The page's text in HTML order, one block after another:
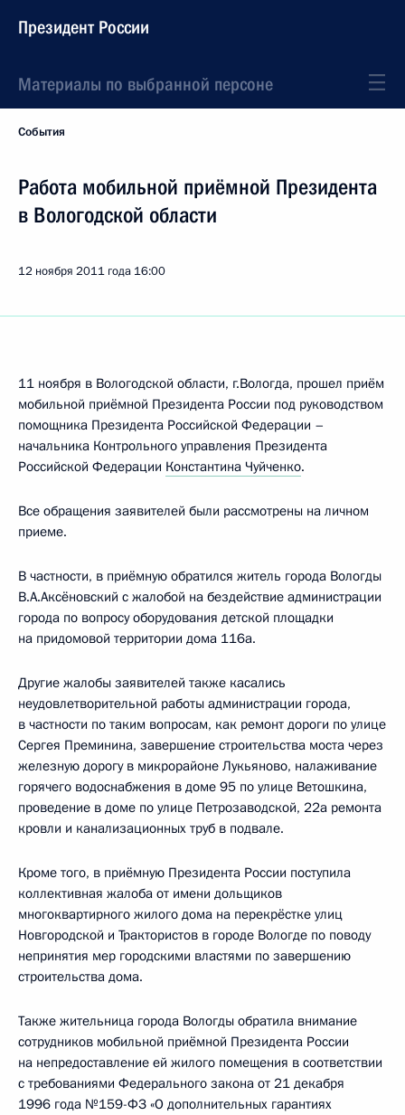
Президент России
Материалы по выбранной персоне
События
Работа мобильной приёмной Президента
в Вологодской области
12 ноября 2011 года 16:00
11 ноября в Вологодской области, г.Вологда, прошел приём
мобильной приёмной Президента России под руководством
помощника Президента Российской Федерации –
начальника Контрольного управления Президента
Российской Федерации Константина Чуйченко.
Все обращения заявителей были рассмотрены на личном
приеме.
В частности, в приёмную обратился житель города Вологды
В.А.Аксёновский с жалобой на бездействие администрации
города по вопросу оборудования детской площадки
на придомовой территории дома 116а.
Другие жалобы заявителей также касались
неудовлетворительной работы администрации города,
в частности по таким вопросам, как ремонт дороги по улице
Сергея Преминина, завершение строительства моста через
железную дорогу в микрорайоне Лукьяново, налаживание
горячего водоснабжения в доме 95 по улице Ветошкина,
проведение в доме по улице Петрозаводской, 22а ремонта
кровли и канализационных труб в подвале.
Кроме того, в приёмную Президента России поступила
коллективная жалоба от имени дольщиков
многоквартирного жилого дома на перекрёстке улиц
Новгородской и Трактористов в городе Вологде по поводу
непринятия мер городскими властями по завершению
строительства дома.
Также жительница города Вологды обратила внимание
сотрудников мобильной приёмной Президента России
на непредоставление ей жилого помещения в соответствии
с требованиями Федерального закона от 21 декабря
1996 года №159-ФЗ «О дополнительных гарантиях